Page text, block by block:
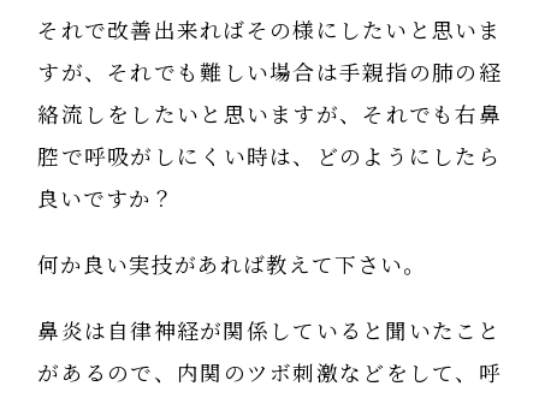
それで改善出来ればその様にしたいと思いま
すが、それでも難しい場合は手親指の肺の経
絡流しをしたいと思いますが、それでも右鼻
腔で呼吸がしにくい時は、どのようにしたら
良いですか？
何か良い実技があれば教えて下さい。
鼻炎は自律神経が関係していると聞いたこと
があるので、内関のツボ刺激などをして、呼